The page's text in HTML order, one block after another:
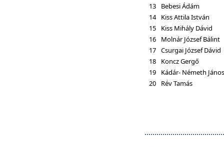
13
Bebesi Ádám
14 Kiss Attila István
15
Kiss Mihály Dávid
16
Molnár József Bálint
17 Csurgai József Dávid
18
Koncz Gergő
19
Kádár- Németh János
20
Rév Tamás